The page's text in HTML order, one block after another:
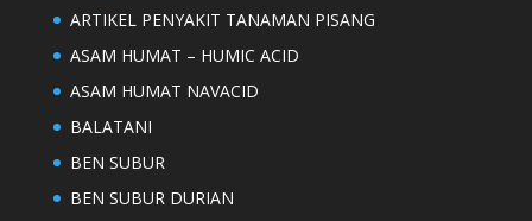
ARTIKEL PENYAKIT TANAMAN PISANG
ASAM HUMAT – HUMIC ACID
ASAM HUMAT NAVACID
BALATANI
BEN SUBUR
BEN SUBUR DURIAN